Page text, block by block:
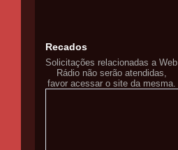
Recados
Solicitações relacionadas a Web
Rádio não serão atendidas,
favor acessar o site da mesma.